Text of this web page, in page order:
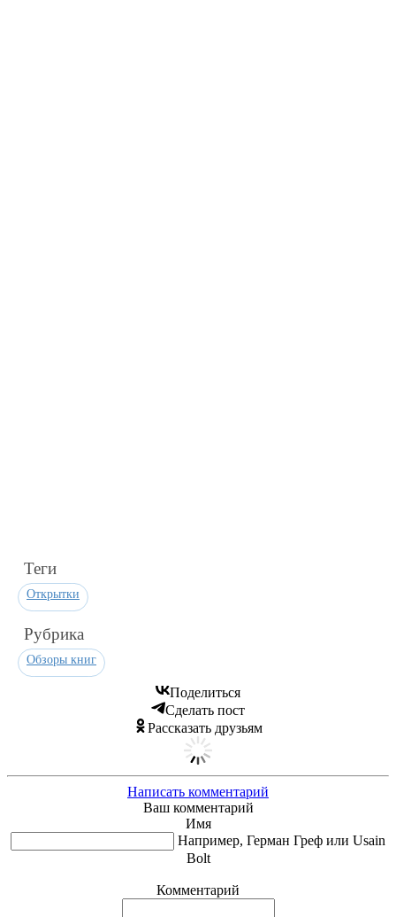
Теги
Открытки
Рубрика
Обзоры книг
Поделиться
Сделать пост
Рассказать друзьям
Написать комментарий
Ваш комментарий
Имя
Например, Герман Греф или Usain
Bolt
Комментарий